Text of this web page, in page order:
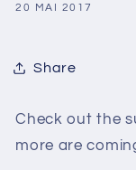
20 MAI 2017
Share
Check out the
more are